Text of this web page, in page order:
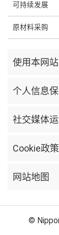
可持续发展
原材料采购
使用本网
个人信息
社交媒体
Cookie政策
网站地图
©